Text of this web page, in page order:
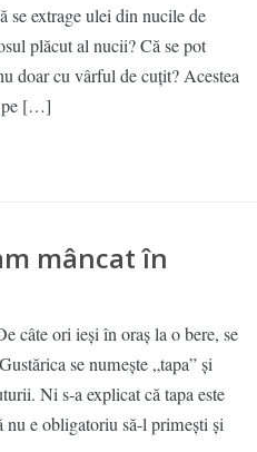
se extrage ulei din nucile de
plăcut al nucii? Că se pot
doar cu vârful de cuțit? Acestea
pe […]
mâncat în
câte ori ieși în oraș la o bere, se
se numește „tapa” și
Ni s-a explicat că tapa este
e obligatoriu să-l primești și